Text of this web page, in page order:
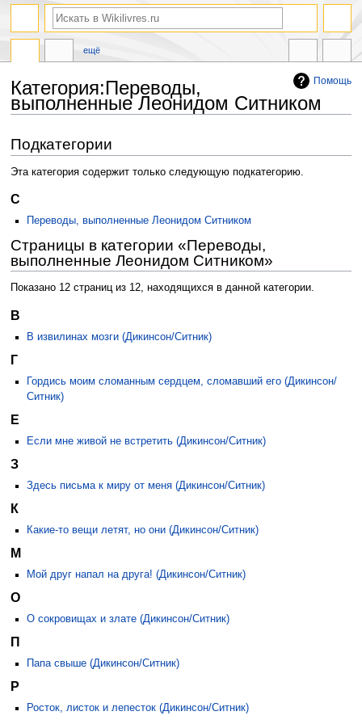
Помощь
Категория:Переводы,
выполненные Леонидом Ситником
к
навигации
к
поиску
Подкатегории
Эта категория содержит только следующую подкатегорию.
С
Переводы, выполненные Леонидом Ситником
Страницы в категории «Переводы,
выполненные Леонидом Ситником»
Показано 12 страниц из 12, находящихся в данной категории.
В
В извилинах мозги (Дикинсон/Ситник)
Г
Гордись моим сломанным сердцем, сломавший его (Дикинсон/
Ситник)
Е
Если мне живой не встретить (Дикинсон/Ситник)
З
Здесь письма к миру от меня (Дикинсон/Ситник)
К
Какие-то вещи летят, но они (Дикинсон/Ситник)
М
Мой друг напал на друга! (Дикинсон/Ситник)
О
О сокровищах и злате (Дикинсон/Ситник)
П
Папа свыше (Дикинсон/Ситник)
Р
Росток, листок и лепесток (Дикинсон/Ситник)
ещё